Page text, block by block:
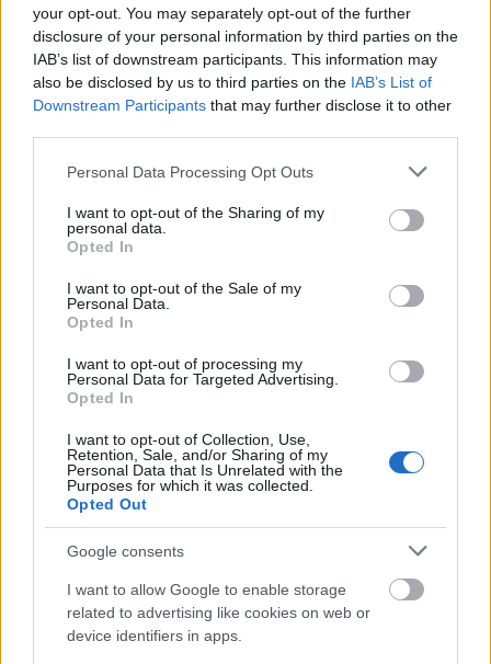
your opt-out. You may separately opt-out of the further
disclosure of your personal information by third parties on the
IAB’s list of downstream participants. This information may
also be disclosed by us to third parties on the IAB’s List of
Downstream Participants that may further disclose it to other
Please note that this website/app uses one or more Google
not limited to your visit or usage behaviour. You may click to
grant or deny consent to Google and its third-party tags to
use your data for below specified purposes in below Google
consent section.
Personal Data Processing Opt Outs
I want to opt-out of the Sharing of my
personal data.
Opted In
I want to opt-out of the Sale of my
Personal Data.
Opted In
I want to opt-out of processing my
Personal Data for Targeted Advertising.
Opted In
I want to opt-out of Collection, Use,
Retention, Sale, and/or Sharing of my
Personal Data that Is Unrelated with the
Purposes for which it was collected.
Opted Out
Google consents
I want to allow Google to enable storage
related to advertising like cookies on web or
device identifiers in apps.
A "bozgor" román kifejezés, jelentése: hazátlan.
Bántó jelzője mindazoknak, akik sehova sem
tartoznak, akik ugyan állampolgárai az adott
országnak, de nem tagjai. (Esetlegesen, ugyanakkor
tagjai egy másik "országnak" népcsoportnak, de
nem állampolgárai annak.) Kitaszítottak innen is
onnan is: "Bozgorok".
Shakespeare Ahogy tetszik című színműve,
sokrétegű, bonyolult darab. Sok mindenről szól
többek között a kitaszítottságról, a száműzöttségről
A Honvéd Kamaraszínház színészei (akik javarészt
Erdélyből származtatnak)
- kicsit magukról is vallva, - ezen a szemüvegen
keresztül nézték Rosalinda, Orlando, Próbakő,
Jaques és a többiek civódásait, perlekedéseit, azt,
hogy hogyan szerelmesek, hogy hogyan élnek ők...
mi, s ti...
Bocskor
Salló
Lóránt,